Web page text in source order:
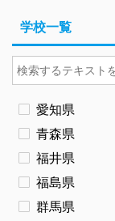
学校一覧
愛知県
青森県
福井県
福島県
群馬県